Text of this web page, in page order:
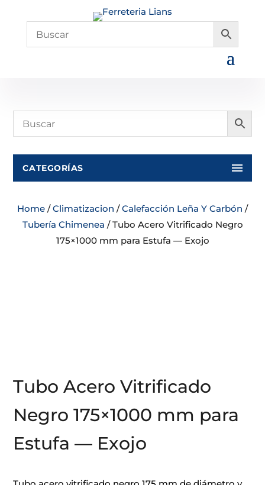
CATEGORÍAS
Home /Climatizacion /Calefacción Leña Y Carbón /
Tubería Chimenea / Tubo Acero Vitrificado Negro
175×1000 mm para Estufa — Exojo
Tubo Acero Vitrificado
Negro 175×1000 mm para
Estufa — Exojo